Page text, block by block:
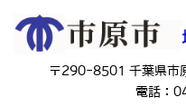
〒290-8501 千葉県市
電話：